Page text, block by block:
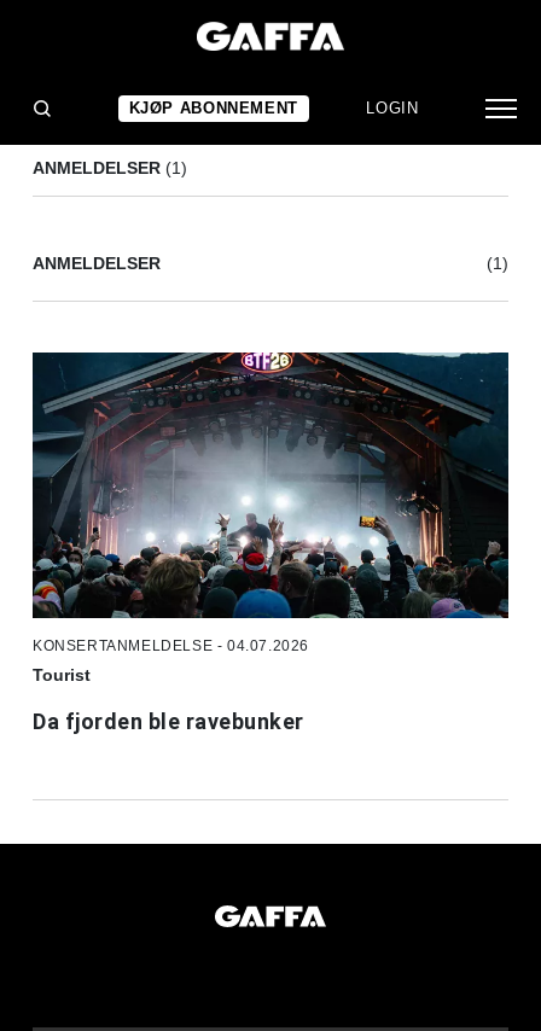
KJØP ABONNEMENT LOGIN
ANMELDELSER (1)
ANMELDELSER (1)
KONSERTANMELDELSE - 04.07.2026
Tourist
Da fjorden ble ravebunker